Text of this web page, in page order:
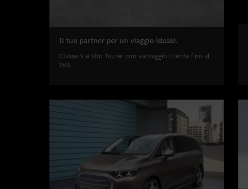
Il tuo partner per un viaggio ideale.
Classe V e Vito Tourer con vantaggio cliente fino al
15%.